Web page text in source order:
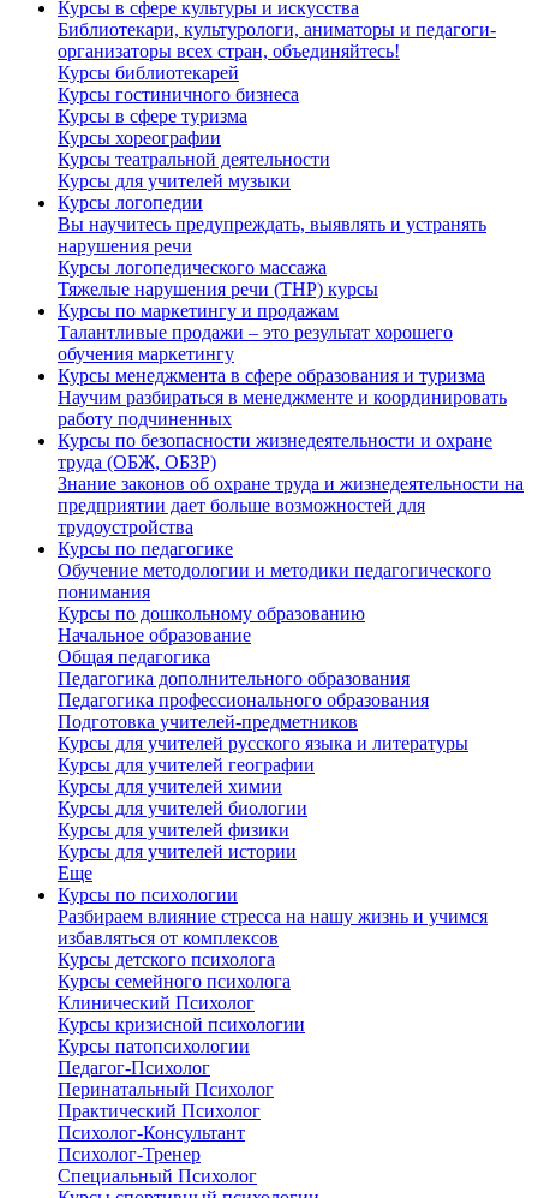
Курсы в сфере культуры и искусства
Библиотекари, культурологи, аниматоры и педагоги-
организаторы всех стран, объединяйтесь!
Курсы библиотекарей
Курсы гостиничного бизнеса
Курсы в сфере туризма
Курсы хореографии
Курсы театральной деятельности
Курсы для учителей музыки
Курсы логопедии
Вы научитесь предупреждать, выявлять и устранять
нарушения речи
Курсы логопедического массажа
Тяжелые нарушения речи (ТНР) курсы
Курсы по маркетингу и продажам
Талантливые продажи – это результат хорошего
обучения маркетингу
Курсы менеджмента в сфере образования и туризма
Научим разбираться в менеджменте и координировать
работу подчиненных
Курсы по безопасности жизнедеятельности и охране
труда (ОБЖ, ОБЗР)
Знание законов об охране труда и жизнедеятельности на
предприятии дает больше возможностей для
трудоустройства
Курсы по педагогике
Обучение методологии и методики педагогического
понимания
Курсы по дошкольному образованию
Начальное образование
Общая педагогика
Педагогика дополнительного образования
Педагогика профессионального образования
Подготовка учителей-предметников
Курсы для учителей русского языка и литературы
Курсы для учителей географии
Курсы для учителей химии
Курсы для учителей биологии
Курсы для учителей физики
Курсы для учителей истории
Еще
Курсы по психологии
Разбираем влияние стресса на нашу жизнь и учимся
избавляться от комплексов
Курсы детского психолога
Курсы семейного психолога
Клинический Психолог
Курсы кризисной психологии
Курсы патопсихологии
Педагог-Психолог
Перинатальный Психолог
Практический Психолог
Психолог-Консультант
Психолог-Тренер
Специальный Психолог